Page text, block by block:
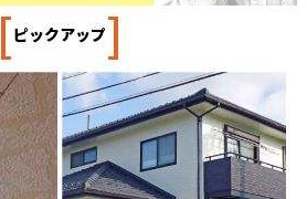
[ピックアップ]